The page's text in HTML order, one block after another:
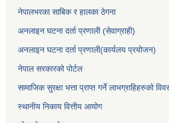
नेपालभरका साबिक र हालका ठेगना
अनलाइन घटना दर्ता प्रणाली (सेवाग्राही)
अनलाइन घटना दर्ता प्रणाली(कार्यलय प्रयोजन)
नेपाल सरकारको पोर्टल
सामाजिक सुरक्षा भत्ता प्राप्त गर्ने लाभग्राहिहरुको
स्थानीय निकाय वित्तीय आयोग